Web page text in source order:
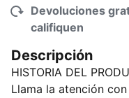
Devoluciones
califiquen
Descripción
HISTORIA DEL
Llama la atención